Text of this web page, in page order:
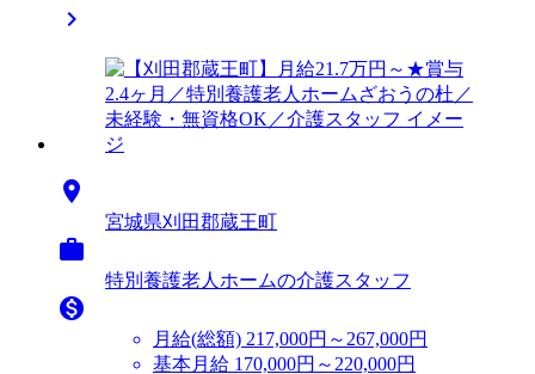


宮城県刈田郡蔵王町

特別養護老人ホームの介護スタッフ

月給(総額) 217,000円～267,000円
基本月給 170,000円～220,000円